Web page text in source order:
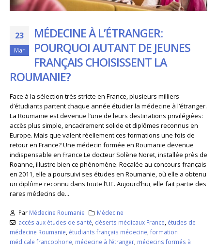
23
Mar
MÉDECINE À L’ÉTRANGER:
POURQUOI AUTANT DE JEUNES
FRANÇAIS CHOISISSENT LA
ROUMANIE?
Face à la sélection très stricte en France, plusieurs milliers
d’étudiants partent chaque année étudier la médecine à l’étranger.
La Roumanie est devenue l’une de leurs destinations privilégiées:
accès plus simple, encadrement solide et diplômes reconnus en
Europe. Mais que valent réellement ces formations une fois de
retour en France? Une médecin formée en Roumanie devenue
indispensable en France Le docteur Solène Noret, installée près de
Roanne, illustre bien ce phénomène. Recalée au concours français
en 2011, elle a poursuivi ses études en Roumanie, où elle a obtenu
un diplôme reconnu dans toute l’UE. Aujourd’hui, elle fait partie des
rares médecins de...
Par Médecine Roumanie
Médecine
accès aux études de santé déserts médicaux France études de
médecine Roumanie étudiants français médecine formation
médicale francophone médecine à l’étranger médecins formés à